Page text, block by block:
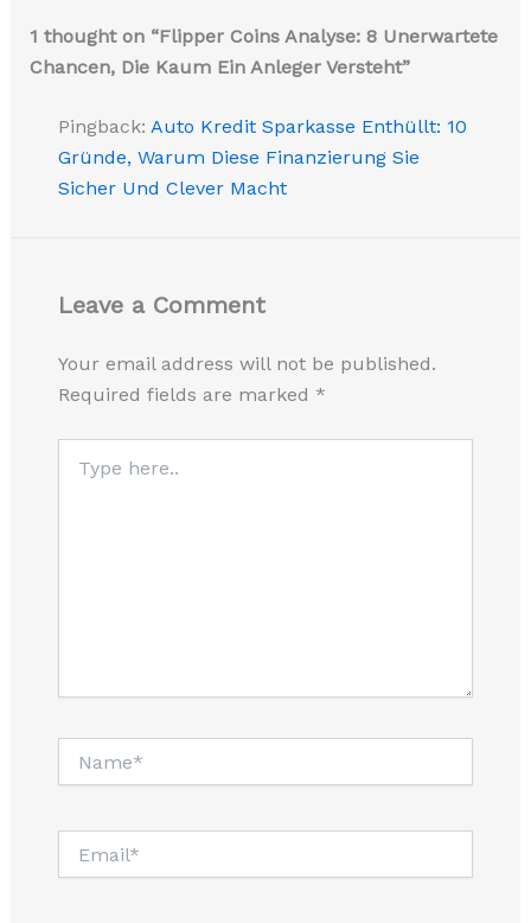
1 thought on “Flipper Coins Analyse: 8 Unerwartete
Chancen, Die Kaum Ein Anleger Versteht”
Pingback: Auto Kredit Sparkasse Enthüllt: 10
Gründe, Warum Diese Finanzierung Sie
Sicher Und Clever Macht
Leave a Comment
Your email address will not be published.
Required fields are marked *
here..